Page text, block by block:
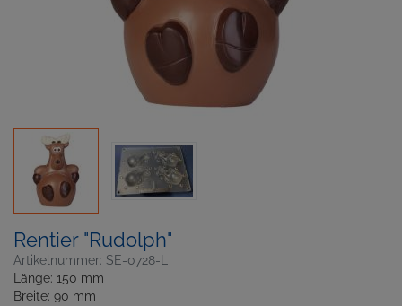
Rentier "Rudolph"
Artikelnummer: SE-0728-L
Länge: 150 mm
Breite: 90 mm